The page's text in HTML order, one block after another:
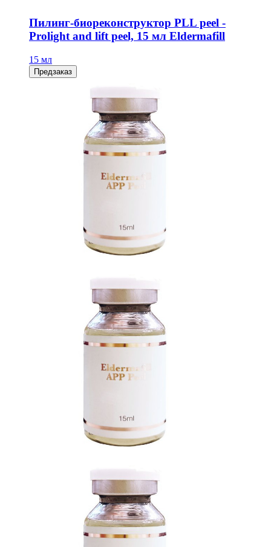
Пилинг-биореконструктор PLL peel -
Prolight and lift peel, 15 мл Eldermafill
15 мл
Предзаказ